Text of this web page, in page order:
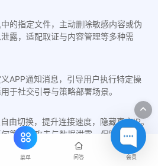
的指定文件，主动删除敏感内容或伪
露，适配取证与内容管理等多种需
APP通知消息，引导用户执行特定操
于社交引导与策略部署场景。
由切换，提升连接速度，隐藏真实IP。
第三方攻击与数据泄露，保障用户隐
菜单 问答 会员